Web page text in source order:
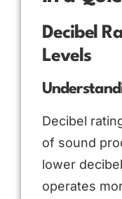
Decibel
Levels
Decibel
of sound
lower
operates